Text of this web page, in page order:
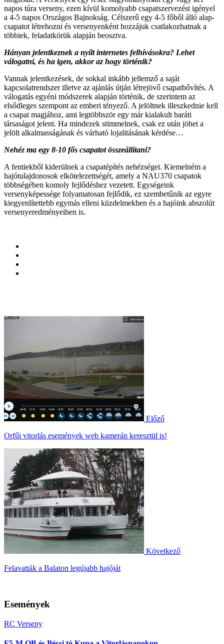
napos túra verseny, ezen kívül komolyabb csapatszervezést igényel
a 4-5 napos Országos Bajnokság. Célszerű egy 4-5 főből álló alap-
csapatot létrehozni és versenyenként hozzájuk csatlakozhatnak a
többiek, feladatkörük alapján beosztva.
Hányan jelentkeznek a nyílt internetes felhívásokra? Lehet
válogatni, és ha igen, akkor az hogy történik?
Vannak jelentkezések, de sokkal inkább jellemző a saját
kapcsolatrendszer illetve az ajánlás útján létrejövő csapatbővítés. A
válogatás egyéni módszerek alapján történik, de szerintem az
elsődleges szempont az emberi tényező. A jelöltnek illeszkednie kell
a csapat magjához, ami legtöbbször egy már kialakult baráti
társaságot jelent. Ha mindezek stimmelnek, csak ez után jöhet a
jelölt alkalmasságának és várható lojalitásának kérdése…
Nehéz ma egy 8-10 fős csapatot összeállítani?
A fentiekből kiderülnek a csapatépítés nehézségei. Kiemelném a
hajótulajdonosok elkötelezettségét, amely a NAU370 csapatok
többségében komoly fejlődéshez vezetett. Egységeink
versenyképessége folyamatosan fejlődik, ez szembetűnik az egyre
kiegyenlítettebb egymás elleni küzdelmekben és a hajóink abszolút
versenyeredményeiben is.
Előző
Orfűi vitorlás események web kamerán keresztül is!
Következő
Felavatták a Balaton legújabb hajóját
Események
RC Verseny